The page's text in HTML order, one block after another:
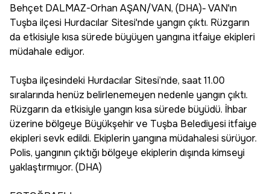
Behçet DALMAZ-Orhan AŞAN/VAN, (DHA)- VAN'ın
Tuşba ilçesi Hurdacılar Sitesi'nde yangın çıktı. Rüzgarın
da etkisiyle kısa sürede büyüyen yangına itfaiye ekipleri
müdahale ediyor.
Tuşba ilçesindeki Hurdacılar Sitesi’nde, saat 11.00
sıralarında henüz belirlenemeyen nedenle yangın çıktı.
Rüzgarın da etkisiyle yangın kısa sürede büyüdü. İhbar
üzerine bölgeye Büyükşehir ve Tuşba Belediyesi itfaiye
ekipleri sevk edildi. Ekiplerin yangına müdahalesi sürüyor.
Polis, yangının çıktığı bölgeye ekiplerin dışında kimseyi
yaklaştırmıyor. (DHA)